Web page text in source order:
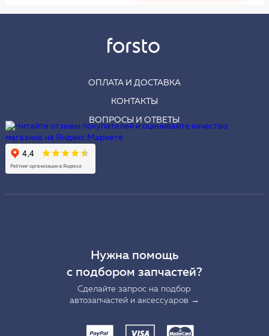
ОПЛАТА И ДОСТАВКА
КОНТАКТЫ
ВОПРОСЫ И ОТВЕТЫ
Нужна помощь
с подбором запчастей?
Сделайте запрос на подбор
автозапчастей и аксессуаров →